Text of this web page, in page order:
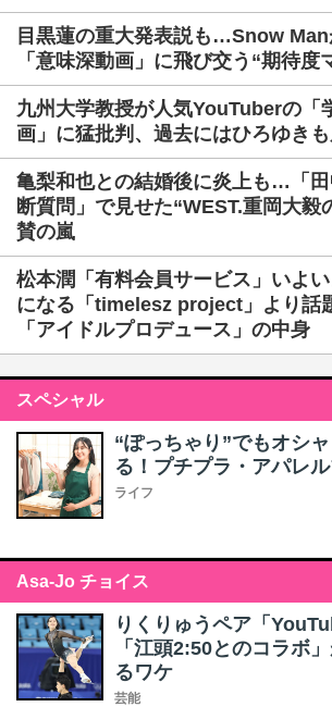
目黒蓮の重大発表説も…Snow Man
「意味深動画」に飛び交う“期待度
九州大学教授が人気YouTuberの「
画」に猛批判、過去にはひろゆき
亀梨和也との結婚後に炎上も…「
断質問」で見せた“WEST.重岡大毅
賛の嵐
松本潤「有料会員サービス」いよ
になる「timelesz project」より話
「アイドルプロデュース」の中身
スペシャル
“ぽっちゃり”でもオシ
る！プチプラ・アパレ
ライフ
Asa-Jo チョイス
りくりゅうペア「
「江頭2:50とのコラボ
るワケ
芸能